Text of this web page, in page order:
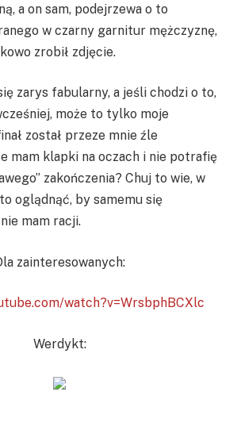
a on sam, podejrzewa o to
w czarny garnitur mężczyznę,
zrobił zdjęcie.
zarys fabularny, a jeśli chodzi o to,
może to tylko moje
został przeze mnie źle
mam klapki na oczach i nie potrafię
zakończenia? Chuj to wie, w
oglądnąć, by samemu się
mam racji.
zainteresowanych:
watch?v=WrsbphBCXlc
Werdykt: